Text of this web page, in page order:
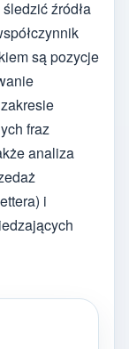
źródła
są pozycje
fraz
analiza
i